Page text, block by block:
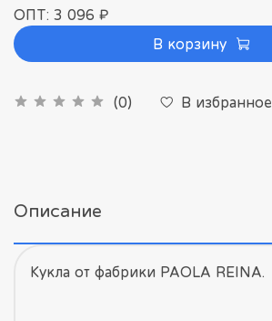
(0) В избранное
ОПТ: 3 096 ₽
В корзину
Описание
Кукла от фабрики PAOLA REINA.